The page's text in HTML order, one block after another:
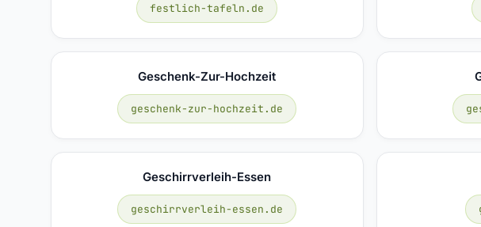
festlich-tafeln.de
Geschenk-Zur-Hochzeit
geschenk-zur-hochzeit.de
Geschirrverleih-Essen
geschirrverleih-essen.de